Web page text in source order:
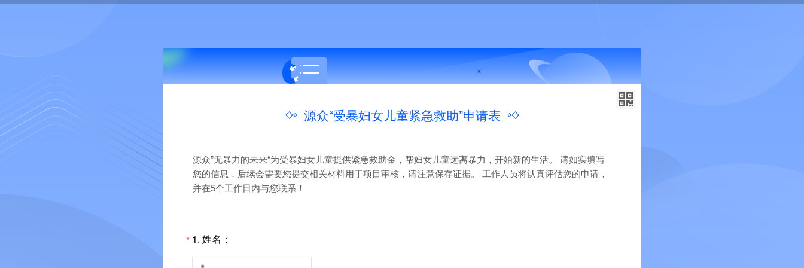
源众“受暴妇女儿童紧急救助”申请表
源众”无暴力的未来“为受暴妇女儿童提供紧急救助金，帮妇女儿童远离暴力，开始新的生活。 请如实填写
您的信息，后续会需要您提交相关材料用于项目审核，请注意保存证据。 工作人员将认真评估您的申请，
并在5个工作日内与您联系！
* 1. 姓名：